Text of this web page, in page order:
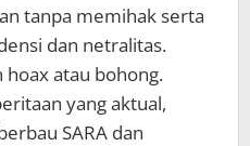
tanpa memihak serta
dan netralitas.
atau bohong.
yang aktual,
SARA dan